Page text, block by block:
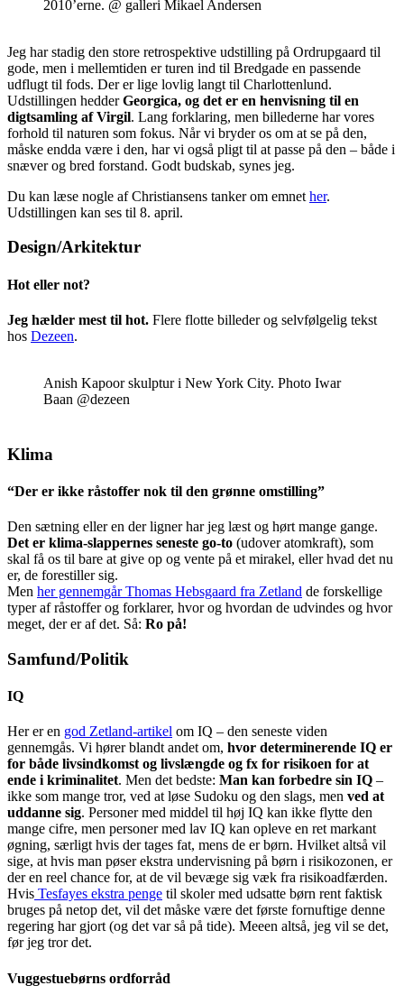
2010’erne. @ galleri Mikael Andersen
Jeg har stadig den store retrospektive udstilling på Ordrupgaard til
gode, men i mellemtiden er turen ind til Bredgade en passende
udflugt til fods. Der er lige lovlig langt til Charlottenlund.
Udstillingen hedderGeorgica, og det er en henvisning til en
digtsamling af Virgil. Lang forklaring, men billederne har vores
forhold til naturen som fokus. Når vi bryder os om at se på den,
måske endda være i den, har vi også pligt til at passe på den – både i
snæver og bred forstand. Godt budskab, synes jeg.
Du kan læse nogle af Christiansens tanker om emnet her.
Udstillingen kan ses til 8. april.
Design/Arkitektur
Hot eller not?
Jeg hælder mest til hot. Flere flotte billeder og selvfølgelig tekst
hos Dezeen.
Anish Kapoor skulptur i New York City. Photo Iwar
Baan @dezeen
Klima
“Der er ikke råstoffer nok til den grønne omstilling”
Den sætning eller en der ligner har jeg læst og hørt mange gange.
Det er klima-slappernes seneste go-to (udover atomkraft), som
skal få os til bare at give op og vente på et mirakel, eller hvad det nu
er, de forestiller sig.
Men her gennemgår Thomas Hebsgaard fra Zetland de forskellige
typer af råstoffer og forklarer, hvor og hvordan de udvindes og hvor
meget, der er af det. Så: Ro på!
Samfund/Politik
IQ
Her er en god Zetland-artikel om IQ – den seneste viden
gennemgås. Vi hører blandt andet om, hvor determinerende IQ er
for både livsindkomst og livslængde og fx for risikoen for at
ende i kriminalitet. Men det bedste: Man kan forbedre sin IQ –
ikke som mange tror, ved at løse Sudoku og den slags, men ved at
uddanne sig. Personer med middel til høj IQ kan ikke flytte den
mange cifre, men personer med lav IQ kan opleve en ret markant
øgning, særligt hvis der tages fat, mens de er børn. Hvilket altså vil
sige, at hvis man pøser ekstra undervisning på børn i risikozonen, er
der en reel chance for, at de vil bevæge sig væk fra risikoadfærden.
Hvis Tesfayes ekstra penge til skoler med udsatte børn rent faktisk
bruges på netop det, vil det måske være det første fornuftige denne
regering har gjort (og det var så på tide). Meeen altså, jeg vil se det,
før jeg tror det.
Vuggestuebørns ordforråd